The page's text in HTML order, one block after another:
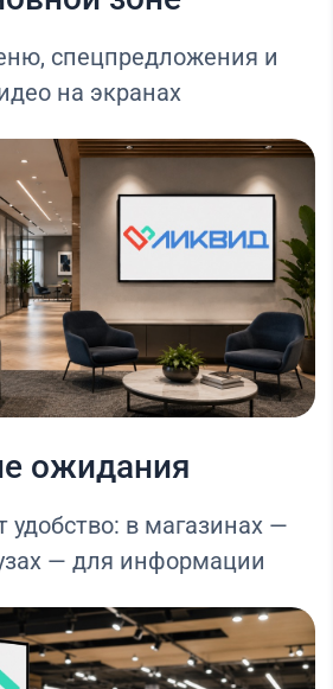
спецпредложения и
на экранах
ожидания
в магазинах —
— для информации